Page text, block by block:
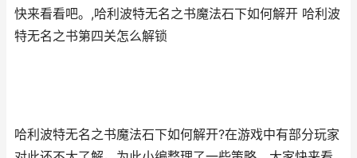
快来看看吧。,哈利波特无名之书魔法石下如何解开 哈利波
特无名之书第四关怎么解锁
哈利波特无名之书魔法石下如何解开?在游戏中有部分玩家